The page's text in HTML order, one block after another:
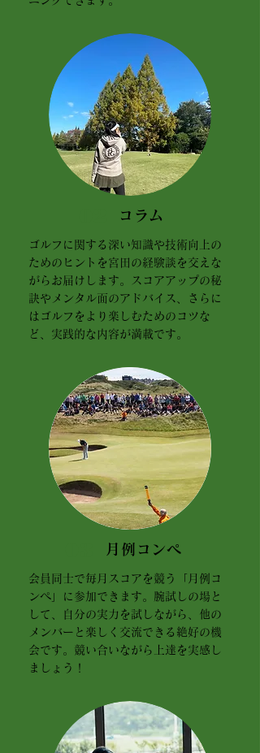
コラム
ゴルフに関する深い知識や技術向上の
ためのヒントを宮田の経験談を交えな
がらお届けします。スコアアップの秘
訣やメンタル面のアドバイス、さらに
はゴルフをより楽しむためのコツな
ど、実践的な内容が満載です。
月例コンペ
会員同士で毎月スコアを競う「月例コ
ンペ」に参加できます。腕試しの場と
して、自分の実力を試しながら、他の
メンバーと楽しく交流できる絶好の機
会です。競い合いながら上達を実感し
ましょう！